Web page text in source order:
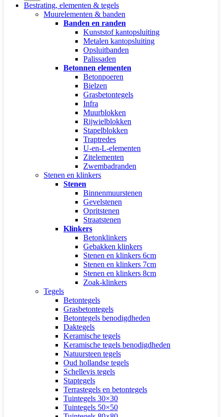
Bestrating, elementen & tegels
Muurelementen & banden
Banden en randen
Kunststof kantopsluiting
Metalen kantopsluiting
Opsluitbanden
Palissaden
Betonnen elementen
Betonpoeren
Bielzen
Grasbetontegels
Infra
Muurblokken
Rijwielblokken
Stapelblokken
Traptredes
U-en-L-elementen
Zitelementen
Zwembadranden
Stenen en klinkers
Stenen
Binnenmuurstenen
Gevelstenen
Opritstenen
Straatstenen
Klinkers
Betonklinkers
Gebakken klinkers
Stenen en klinkers 6cm
Stenen en klinkers 7cm
Stenen en klinkers 8cm
Zoak-klinkers
Tegels
Betontegels
Grasbetontegels
Betontegels benodigdheden
Daktegels
Keramische tegels
Keramische tegels benodigdheden
Natuursteen tegels
Oud hollandse tegels
Schellevis tegels
Staptegels
Terrastegels en betontegels
Tuintegels 30×30
Tuintegels 50×50